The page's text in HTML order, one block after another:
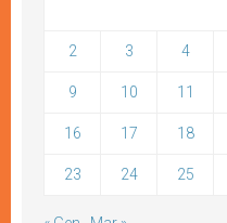
2 3 4
9 10 11
16 17 18
23 24 25